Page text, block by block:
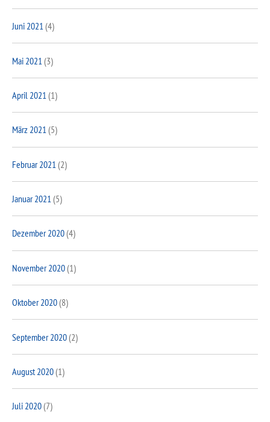
Juni 2021(4)
Mai 2021 (3)
April 2021 (1)
März 2021(5)
Februar 2021 (2)
Januar 2021(5)
Dezember 2020(4)
November 2020(1)
Oktober 2020(8)
September 2020(2)
August 2020(1)
Juli 2020(7)